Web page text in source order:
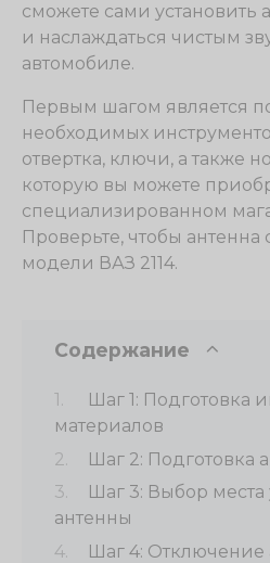
сможете сами установить
и наслаждаться чистым
автомобиле.
Первым шагом является
необходимых
отвертка, ключи, а также
которую вы можете
специализированном
Проверьте, чтобы антенна
модели ВАЗ 2114.
Содержание
Шаг 1: Подготовка
материалов
Шаг 2: Подготовка
Шаг 3: Выбор места
антенны
Шаг 4: Отключение